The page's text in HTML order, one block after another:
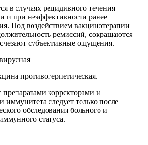
в случаях рецидивного течения
и при неэффективности ранее
Под воздействием вакцинотерапии
ремиссий, сокращаются
субъективные ощущения.
противогерпетическая.
препаратами корректорами и
иммунитета следует только после
обследования больного и
статуса.